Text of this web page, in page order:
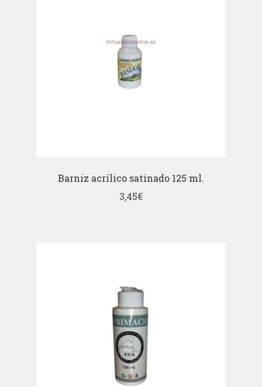
Barniz acrílico satinado 125 ml.
3,45€